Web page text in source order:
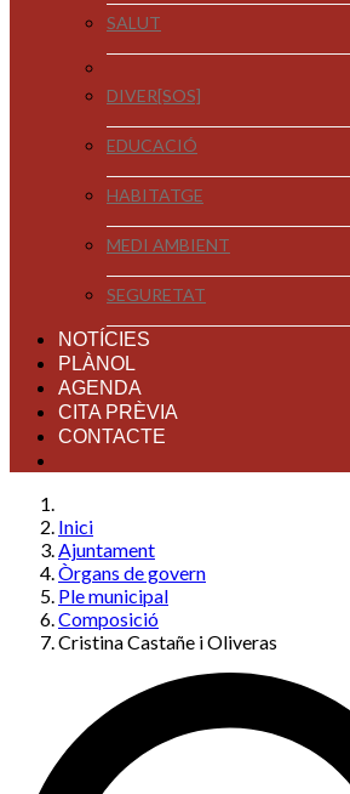
SALUT
DIVER[SOS]
EDUCACIÓ
HABITATGE
MEDI AMBIENT
SEGURETAT
NOTÍCIES
PLÀNOL
AGENDA
CITA PRÈVIA
CONTACTE
Inici
Ajuntament
Òrgans de govern
Ple municipal
Composició
Cristina Castañe i Oliveras